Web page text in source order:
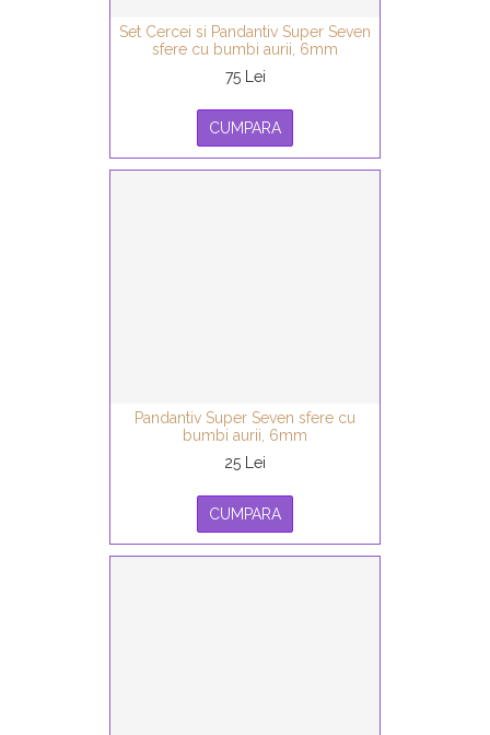
Set Cercei si Pandantiv Super Seven
sfere cu bumbi aurii, 6mm
75 Lei
CUMPARA
Pandantiv Super Seven sfere cu
bumbi aurii, 6mm
25 Lei
CUMPARA